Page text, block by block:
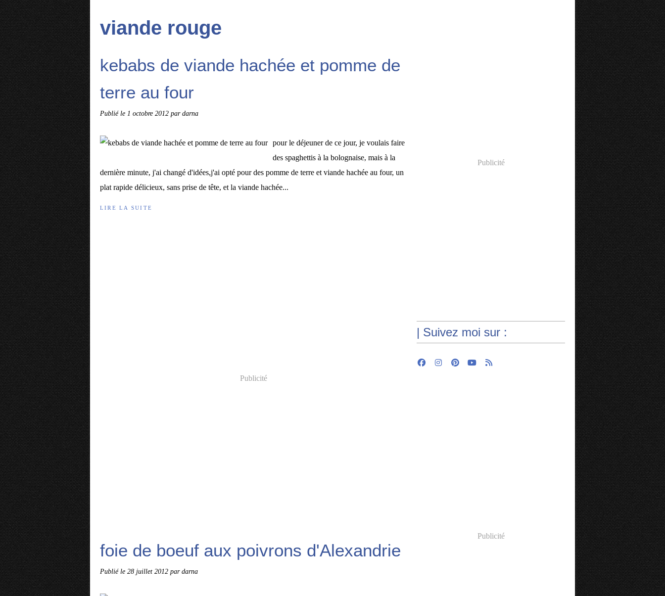
viande rouge
kebabs de viande hachée et pomme de
terre au four
Publié le 1 octobre 2012 par darna
pour le déjeuner de ce jour, je voulais faire
des spaghettis à la bolognaise, mais à la
dernière minute, j'ai changé d'idées,j'ai opté pour des pomme de terre et viande hachée au four, un
plat rapide délicieux, sans prise de tête, et la viande hachée...
LIRE LA SUITE
Publicité
foie de boeuf aux poivrons d'Alexandrie
Publié le 28 juillet 2012 par darna
Publicité
| Suivez moi sur :
Publicité